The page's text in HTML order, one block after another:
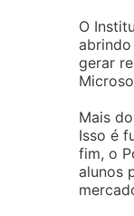
O
gerar
Mais
Isso é
fim, o
alunos